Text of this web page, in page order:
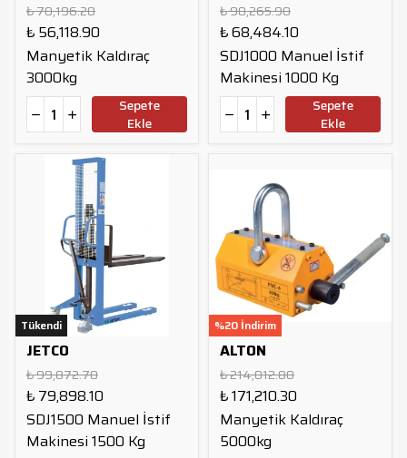
₺ 70,196.20
₺ 56,118.90
Manyetik Kaldıraç
3000kg
Sepete
Ekle
₺ 90,265.90
₺ 68,484.10
SDJ1000 Manuel İstif
Makinesi 1000 Kg
Sepete
Ekle
Tükendi
Tükendi
JETCO
₺ 99,872.70
₺ 79,898.10
SDJ1500 Manuel İstif
Makinesi 1500 Kg
%20 İndirim
ALTON
₺ 214,012.80
₺ 171,210.30
Manyetik Kaldıraç
5000kg